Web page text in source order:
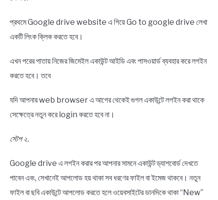
প্রথমে Google drive website এ গিয়ে Go to google drive লেখা
একটি লিংক ক্লিক করতে হবে।
এখন পরের পাতায় নিজের জিমেইল একাউন্ট আইডি এবং পাসওয়ার্ড ব্যবহার করে লগইন
করতে হবে। তবে
যদি আপনার web browser এ আগের থেকেই গুগল একাউন্টে লগইন করা থাকে
সেক্ষেত্রে নতুন করে login করতে হবে না।
স্টেপ ২.
Google drive এ লগইন করার পর আপনার সামনে একাউন্ট ড্যাশবোর্ড দেখতে
পাবেন এবং, সেখানেই আপলোড হয় থাকা সব ধরণের ফাইল বা ইমেজ থাকবে। নতুন
ফাইল বা ছবি একাউন্টে আপলোড করতে হলে ওয়েবসাইটের ডানদিকে থাকা “New”